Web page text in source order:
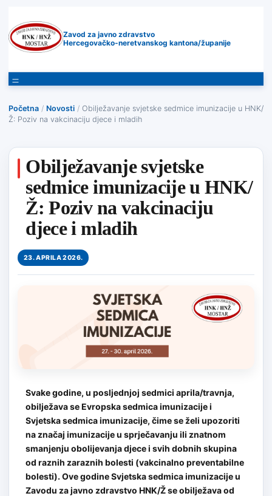
Zavod za javno zdravstvo
Hercegovačko-neretvanskog kantona/županije
Početna / Novosti / Obilježavanje svjetske sedmice imunizacije u HNK/
Ž: Poziv na vakcinaciju djece i mladih
Obilježavanje svjetske
sedmice imunizacije u HNK/
Ž: Poziv na vakcinaciju
djece i mladih
23. APRILA 2026.
Svake godine, u posljednjoj sedmici aprila/travnja,
obilježava se Evropska sedmica imunizacije i
Svjetska sedmica imunizacije, čime se želi upozoriti
na značaj imunizacije u sprječavanju ili znatnom
smanjenju obolijevanja djece i svih dobnih skupina
od raznih zaraznih bolesti (vakcinalno preventabilne
bolesti). Ove godine Svjetska sedmica imunizacije u
Zavodu za javno zdravstvo HNK/Ž se obilježava od